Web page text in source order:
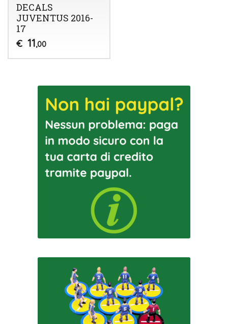
DECALS
JUVENTUS 2016-
17
€ 11,00